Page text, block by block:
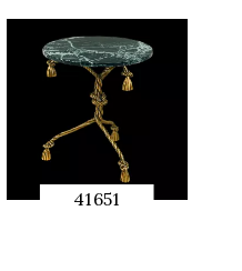
41651